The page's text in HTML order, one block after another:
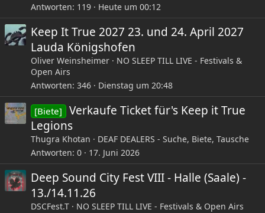
Antworten 119 Heute um 00:12
Keep It True 2027 23. und 24. April 2027
Lauda Königshofen
Oliver Weinsheimer
NO SLEEP TILL LIVE - Festivals &
Open Airs
Antworten 346 Dienstag um 20:48
[Biete]
Verkaufe Ticket für's Keep it True
Legions
Thugra Khotan
DEAF DEALERS - Suche, Biete, Tausche
Antworten 0 17. Juni 2026
Deep Sound City Fest VIII - Halle (Saale) -
13./14.11.26
DSCFest.T
NO SLEEP TILL LIVE - Festivals & Open Airs